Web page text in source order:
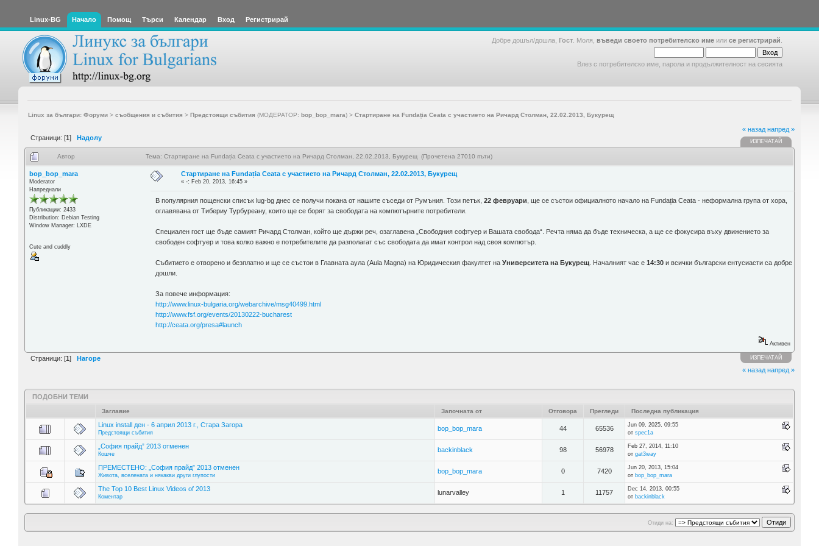
Linux-BG Начало Помощ Търси Календар Вход Регистрирай
Добре дошъл/дошла, Гост . Моля, въведи своето потребителско име или се регистрирай
Влез с потребителско име, парола и продължителност на сесията
Linux за българи: Форуми> съобщения и събития > Предстоящи събития (МОДЕРАТОР: bop_bop_mara) > Стартиране на Fundația Ceata с участието на Ричард Столман, 22.02.2013, Букурещ
Страници: [1] Надолу
« назад напред »
ИЗПЕЧАТАЙ
Автор Тема: Стартиране на Fundația Ceata с участието на Ричард Столман, 22.02.2013, Букурещ (Прочетена 27010 пъти)
bop_bop_mara
Moderator
Напреднали
Публикации: 2433
Distribution: Debian Testing
Window Manager: LXDE
Cute and cuddly
Стартиране на Fundația Ceata с участието на Ричард Столман, 22.02.2013, Букурещ
«-: Feb 20, 2013, 16:45 »
В популярния пощенски списък lug-bg днес се получи покана от нашите съседи от Румъния. Този петък,22 февруари , ще се състои официалното начало на Fundația Ceata - неформална група от хора,
оглавявана от Тибериу Турбуреану, които ще се борят за свободата на компютърните потребители.
Специален гост ще бъде самият Ричард Столман, който ще държи реч, озаглавена „Свободния софтуер и Вашата свобода“. Речта няма да бъде техническа, а ще се фокусира въху движението за
свободен софтуер и това колко важно е потребителите да разполагат със свободата да имат контрол над своя компютър.
Събитието е отворено и безплатно и ще се състои в Главната аула (Aula Magna) на Юридическия факултет наУниверситета на Букурещ . Началният час е14:30 и всички български ентусиасти са добре
дошли.
За повече информация:
http://www.linux-bulgaria.org/webarchive/msg40499.html
http://www.fsf.org/events/20130222-bucharest
http://ceata.org/presa#launch
Активен
Страници: [1] Нагоре ИЗПЕЧАТАЙ
« назад напред »
ПОДОБНИ ТЕМИ
Заглавие Започната от Отговора Прегледи Последна публикация
Linux install ден - 6 април 2013 г., Стара Загора
Предстоящи събития
bop_bop_mara 44 65536
Jun 09, 2025, 09:55
от spec1a
„София прайд” 2013 отменен
Кошче
backinblack 98 56978
Feb 27, 2014, 11:10
от gat3way
ПРЕМЕСТЕНО: „София прайд” 2013 отменен
Живота, вселената и някакви други глупости
bop_bop_mara 0 7420
Jun 20, 2013, 15:04
от bop_bop_mara
The Top 10 Best Linux Videos of 2013
Коментар
lunarvalley 1 11757
Dec 14, 2013, 00:55
от backinblack
Отиди на: